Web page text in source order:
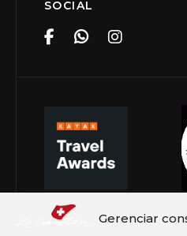
Gerenciar
SOCIAL